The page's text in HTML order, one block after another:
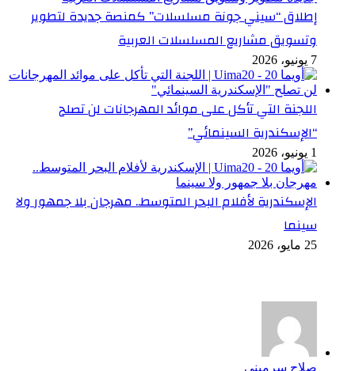
إطلاق “سيني جونة مسلسلات” كمنصة جديدة لتطوير
وتسويق مشاريع المسلسلات العربية
7 يونيو، 2026
اللجنة التي تأكل على موائد المهرجانات لن تصلح
“الإسكندرية السينمائي”
1 يونيو، 2026
الإسكندرية لأفلام البحر المتوسط.. مهرجان بلا جمهور ولا
سينما
25 مايو، 2026
صلاح سرميني